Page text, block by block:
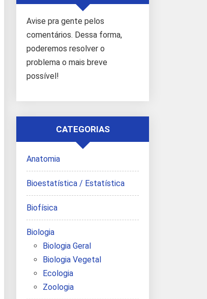
Avise pra gente pelos
comentários. Dessa forma,
poderemos resolver o
problema o mais breve
possível!
CATEGORIAS
Anatomia
Bioestatística / Estatística
Biofísica
Biologia
Biologia Geral
Biologia Vegetal
Ecologia
Zoologia